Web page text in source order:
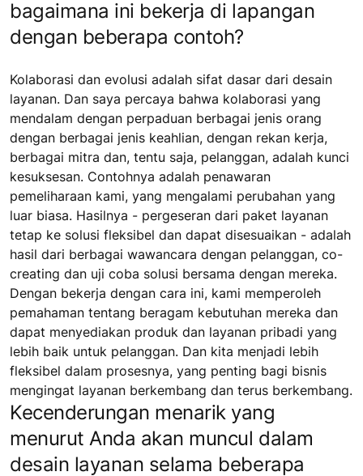
bagaimana ini bekerja di lapangan
dengan beberapa contoh?
Kolaborasi dan evolusi adalah sifat dasar dari desain
layanan. Dan saya percaya bahwa kolaborasi yang
mendalam dengan perpaduan berbagai jenis orang
dengan berbagai jenis keahlian, dengan rekan kerja,
berbagai mitra dan, tentu saja, pelanggan, adalah kunci
kesuksesan. Contohnya adalah penawaran
pemeliharaan kami, yang mengalami perubahan yang
luar biasa. Hasilnya - pergeseran dari paket layanan
tetap ke solusi fleksibel dan dapat disesuaikan - adalah
hasil dari berbagai wawancara dengan pelanggan, co-
creating dan uji coba solusi bersama dengan mereka.
Dengan bekerja dengan cara ini, kami memperoleh
pemahaman tentang beragam kebutuhan mereka dan
dapat menyediakan produk dan layanan pribadi yang
lebih baik untuk pelanggan. Dan kita menjadi lebih
fleksibel dalam prosesnya, yang penting bagi bisnis
mengingat layanan berkembang dan terus berkembang.
Kecenderungan menarik yang
menurut Anda akan muncul dalam
desain layanan selama beberapa